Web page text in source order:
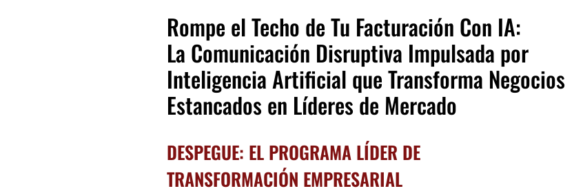
Rompe el Techo de Tu Facturación Con IA:
La Comunicación Disruptiva Impulsada por
Inteligencia Artificial que Transforma Negocios
Estancados en Líderes de Mercado
DESPEGUE: EL PROGRAMA LÍDER DE
TRANSFORMACIÓN EMPRESARIAL